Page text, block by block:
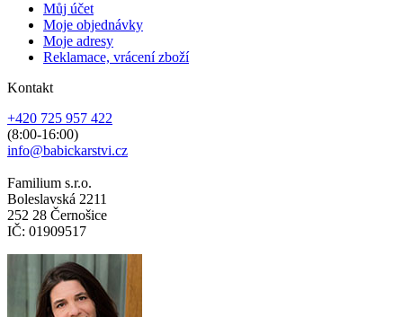
Můj účet
Moje objednávky
Moje adresy
Reklamace, vrácení zboží
Kontakt
+420 725 957 422
(8:00-16:00)
info@babickarstvi.cz
Familium s.r.o.
Boleslavská 2211
252 28 Černošice
IČ: 01909517